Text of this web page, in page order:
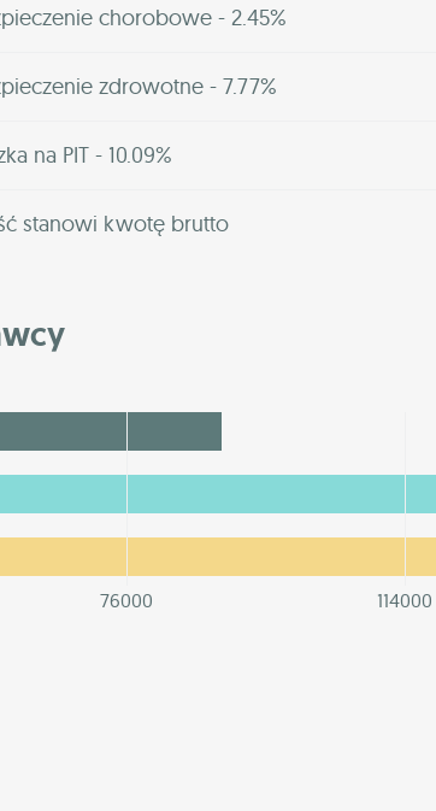
chorobowe - 2.45%
zdrowotne - 7.77%
na PIT - 10.09%
stanowi kwotę brutto
76000 114000